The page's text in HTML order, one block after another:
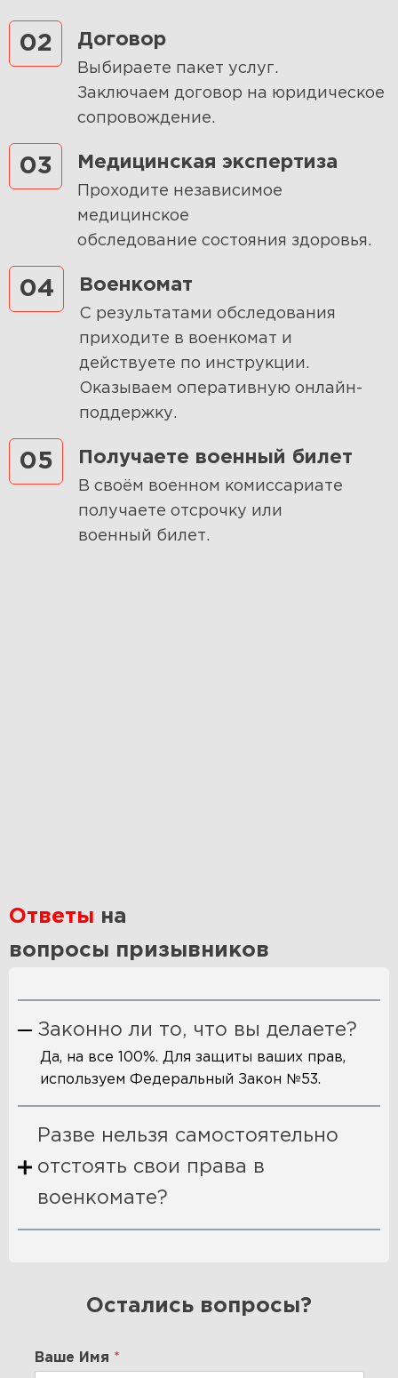
02 Договор
Выбираете пакет услуг.
Заключаем договор на юридическое
сопровождение.
03 Медицинская экспертиза
Проходите независимое
медицинское
обследование состояния здоровья.
04 Военкомат
С результатами обследования
приходите в военкомат и
действуете по инструкции.
Оказываем оперативную онлайн-
поддержку.
05 Получаете военный билет
В своём военном комиссариате
получаете отсрочку или
военный билет.
Ответы на
вопросы призывников
Законно ли то, что вы делаете?
Да, на все 100%. Для защиты ваших прав,
используем Федеральный Закон №53.
Разве нельзя самостоятельно
отстоять свои права в
военкомате?
Остались вопросы?
Ваше Имя *